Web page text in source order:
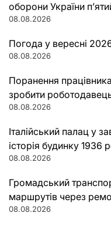
оборони України
08.08.2026
Погода у вересні
08.08.2026
Поранення
зробити
08.08.2026
Італійський палац у
історія будинку 1936
08.08.2026
Громадський
маршрутів через
08.08.2026